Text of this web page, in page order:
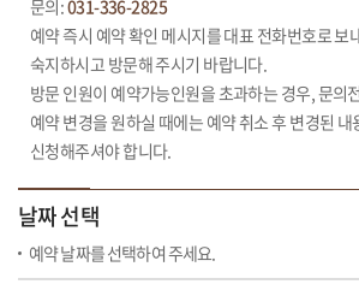
문의:031-336-2825
예약 즉시 예약 확인 메시지를 대표 전화번호로 보
숙지하시고 방문해 주시기 바랍니다.
방문 인원이 예약가능인원을 초과하는 경우, 문의
예약 변경을 원하실 때에는 예약 취소 후 변경된
신청해주셔야 합니다.
날짜 선택
예약 날짜를 선택하여 주세요.